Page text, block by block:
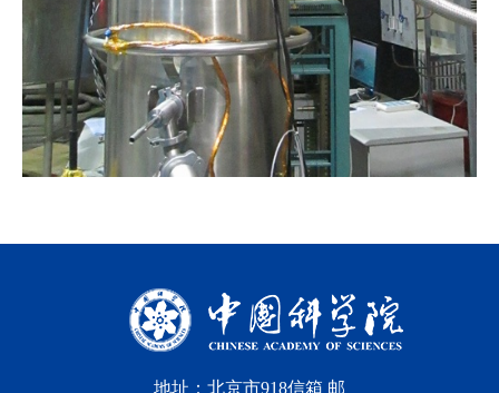
地址：北京市918信箱 邮